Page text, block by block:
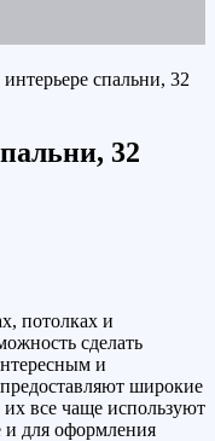
спальни, 32
32
потолках и
сделать
и
широкие
все чаще используют
и для оформления